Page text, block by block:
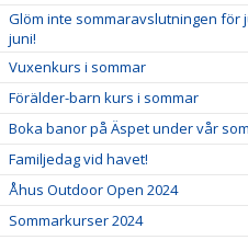
Glöm inte sommaravslutningen för
juni!
Vuxenkurs i sommar
Förälder-barn kurs i sommar
Boka banor på Äspet under vår
Familjedag vid havet!
Åhus Outdoor Open 2024
Sommarkurser 2024